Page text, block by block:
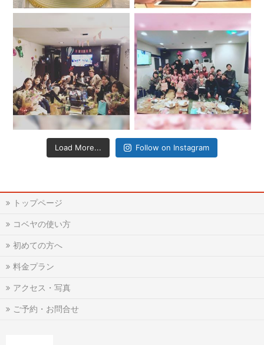
Load More... Follow on Instagram
トップページ
コベヤの使い方
初めての方へ
料金プラン
アクセス・写真
ご予約・お問合せ